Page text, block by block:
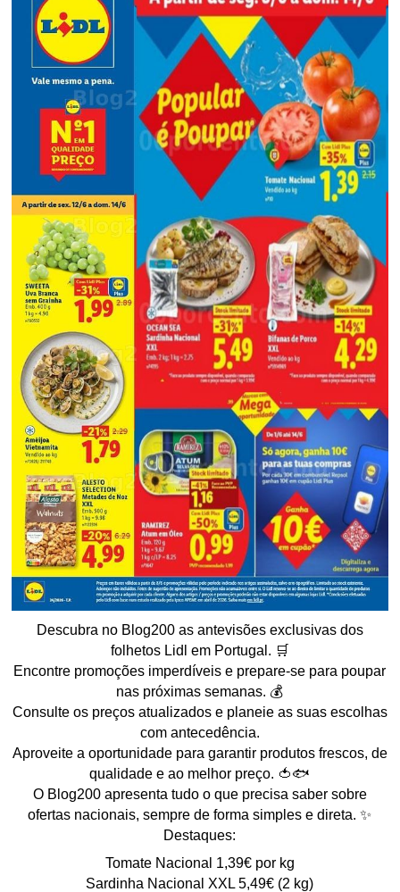
Descubra no Blog200 as antevisões exclusivas dos
folhetos Lidl em Portugal. 🛒
Encontre promoções imperdíveis e prepare-se para poupar
nas próximas semanas. 💰
Consulte os preços atualizados e planeie as suas escolhas
com antecedência.
Aproveite a oportunidade para garantir produtos frescos, de
qualidade e ao melhor preço. 🍅🐟
O Blog200 apresenta tudo o que precisa saber sobre
ofertas nacionais, sempre de forma simples e direta. ✨
Destaques:
Tomate Nacional 1,39€ por kg
Sardinha Nacional XXL 5,49€ (2 kg)